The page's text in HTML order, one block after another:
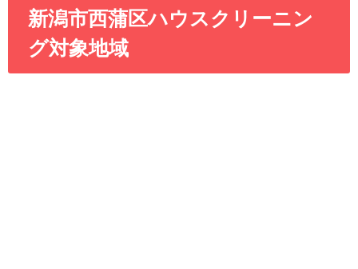
新潟市西蒲区ハウスクリーニン
グ対象地域